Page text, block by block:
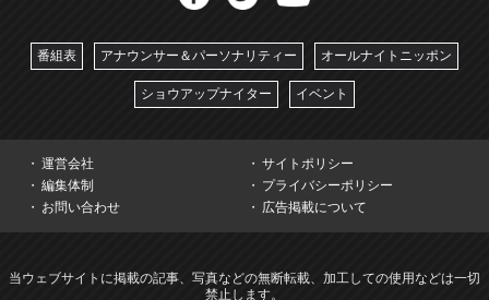
番組表 アナウンサー＆パーソナリティー オールナイトニッポン
ショウアップナイター イベント
運営会社
サイトポリシー
編集体制
プライバシーポリシー
お問い合わせ
広告掲載について
当ウェブサイトに掲載の記事、写真などの無断転載、加工しての使用などは一切
禁止します。